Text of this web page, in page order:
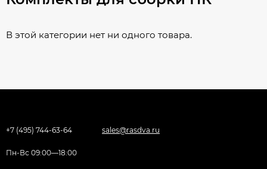
В этой категории нет ни одного товара.
+7 (495) 744-63-64 sales@rasdva.ru
Пн-Вс 09:00—18:00